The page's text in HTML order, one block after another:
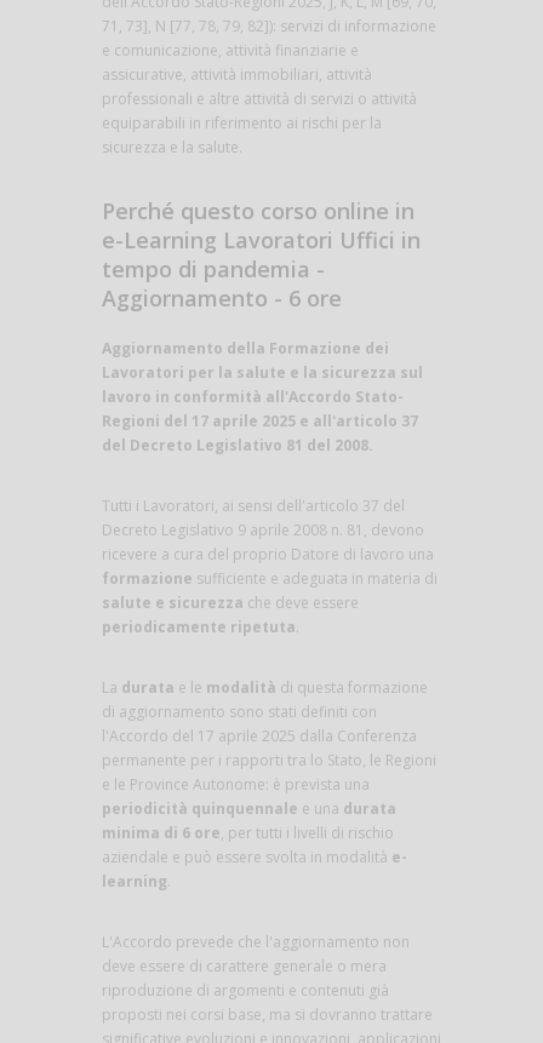
71, 73], N [77, 78, 79, 82]): servizi di informazione
e comunicazione, attività finanziarie e
assicurative, attività immobiliari, attività
professionali e altre attività di servizi o attività
equiparabili in riferimento ai rischi per la
sicurezza e la salute.
Perché questo corso online in
e-Learning Lavoratori Uffici in
tempo di pandemia -
Aggiornamento - 6 ore
Aggiornamento della Formazione dei
Lavoratori per la salute e la sicurezza sul
lavoro in conformità all'Accordo Stato-
Regioni del 17 aprile 2025 e all'articolo 37
del Decreto Legislativo 81 del 2008.
Tutti i Lavoratori, ai sensi dell'articolo 37 del
Decreto Legislativo 9 aprile 2008 n. 81, devono
ricevere a cura del proprio Datore di lavoro una
formazione sufficiente e adeguata in materia di
salute e sicurezza che deve essere
periodicamente ripetuta.
La durata e le modalità di questa formazione
di aggiornamento sono stati definiti con
l'Accordo del 17 aprile 2025 dalla Conferenza
permanente per i rapporti tra lo Stato, le Regioni
e le Province Autonome: è prevista una
periodicità quinquennale e una durata
minima di 6 ore, per tutti i livelli di rischio
aziendale e può essere svolta in modalità e-
learning.
L'Accordo prevede che l'aggiornamento non
deve essere di carattere generale o mera
riproduzione di argomenti e contenuti già
proposti nei corsi base, ma si dovranno trattare